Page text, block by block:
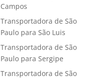
Campos
Transportadora de São
Paulo para São Luis
Transportadora de São
Paulo para Sergipe
Transportadora de São